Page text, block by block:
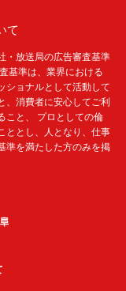
て
・放送局の広告審査基準
基準は、業界における
ショナルとして活動して
、消費者に安心してご利
こと、 プロとしての倫
ととし、人となり、仕事
準を満たした方のみを掲